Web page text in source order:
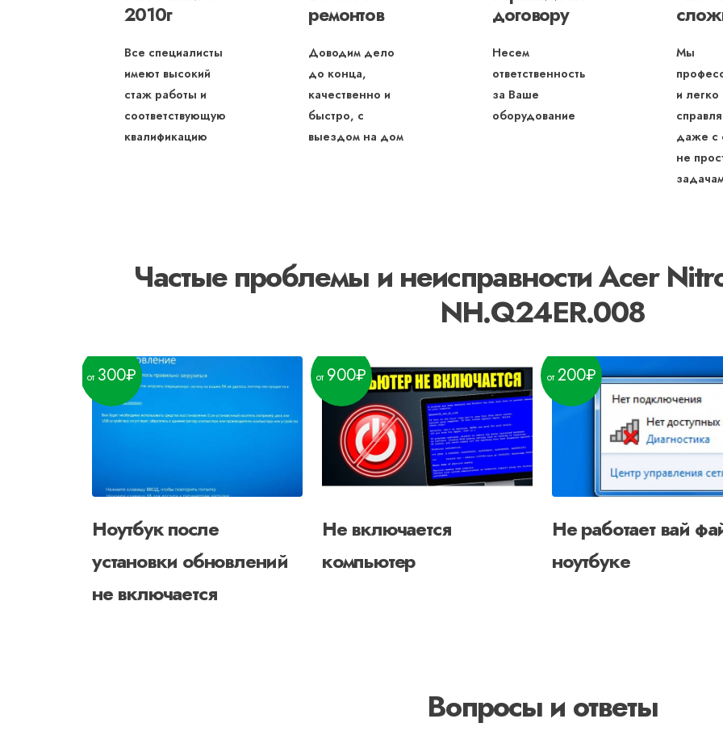
2010г
Все специалисты
имеют высокий
стаж работы и
соответствующую
квалификацию
ремонтов
Доводим дело
до конца,
качественно и
быстро, с
выездом на дом
договору
Несем
ответственность
за Ваше
оборудование
Мы
и легко
даже с
не
Частые проблемы и неисправности Acer
NH.Q24ER.008
Ноутбук после
установки обновлений
не включается
300
Не включается
компьютер
900
Не работает вай
ноутбуке
200
Вопросы и ответы